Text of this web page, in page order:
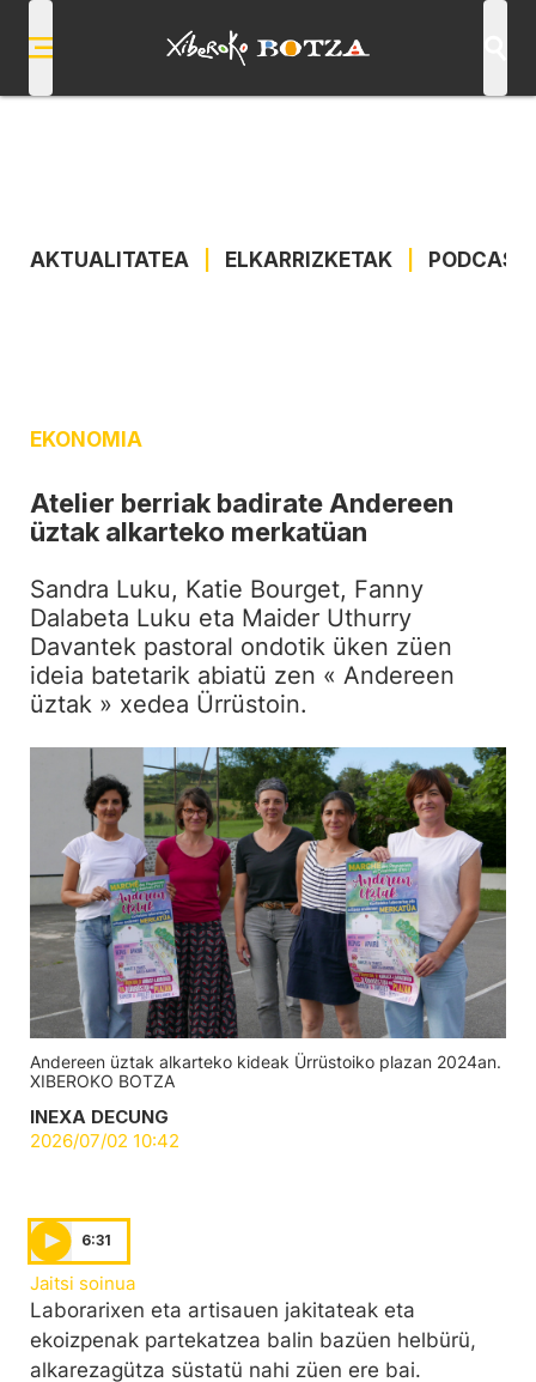
AKTUALITATEA ELKARRIZKETAK
EKONOMIA
Atelier berriak badirate Andereen
üztak alkarteko merkatüan
Sandra Luku, Katie Bourget, Fanny
Dalabeta Luku eta Maider Uthurry
Davantek pastoral ondotik üken züen
ideia batetarik abiatü zen « Andereen
üztak » xedea Ürrüstoin.
Andereen üztak alkarteko kideak Ürrüstoiko plazan 2024an.
XIBEROKO BOTZA
INEXA DECUNG
2026/07/02 10:42
6:31
Jaitsi soinua
Laborarixen eta artisauen jakitateak eta
ekoizpenak partekatzea balin bazüen helbürü,
alkarezagütza süstatü nahi züen ere bai.